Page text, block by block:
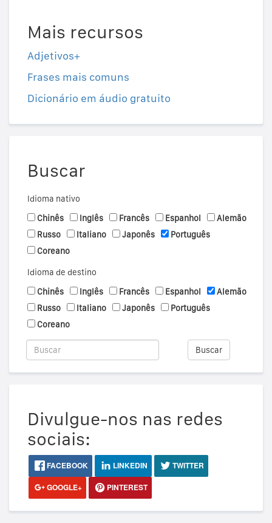
Mais recursos
Adjetivos+
Frases mais comuns
Dicionário em áudio gratuito
Buscar
Idioma nativo
Chinês
Inglês Francês Espanhol
Alemão
Russo
Italiano Japonês
Português
Coreano
Idioma de destino
Chinês
Inglês Francês Espanhol
Alemão
Russo
Italiano Japonês
Português
Coreano
Buscar
Divulgue-nos nas redes
sociais:
FACEBOOK LINKEDIN
TWITTER
GOOGLE+
PINTEREST